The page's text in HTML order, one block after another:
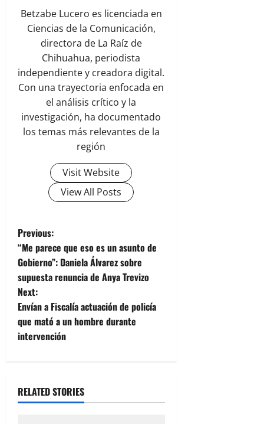
Betzabe Lucero es licenciada en
Ciencias de la Comunicación,
directora de La Raíz de
Chihuahua, periodista
independiente y creadora digital.
Con una trayectoria enfocada en
el análisis crítico y la
investigación, ha documentado
los temas más relevantes de la
región
Visit Website
View All Posts
P
o
s
t
n
v
i
Previous:
“Me parece que eso es un asunto de
Gobierno”: Daniela Álvarez sobre
supuesta renuncia de Anya Trevizo
Next:
Envían a Fiscalía actuación de policía
que mató a un hombre durante
intervención
RELATED STORIES